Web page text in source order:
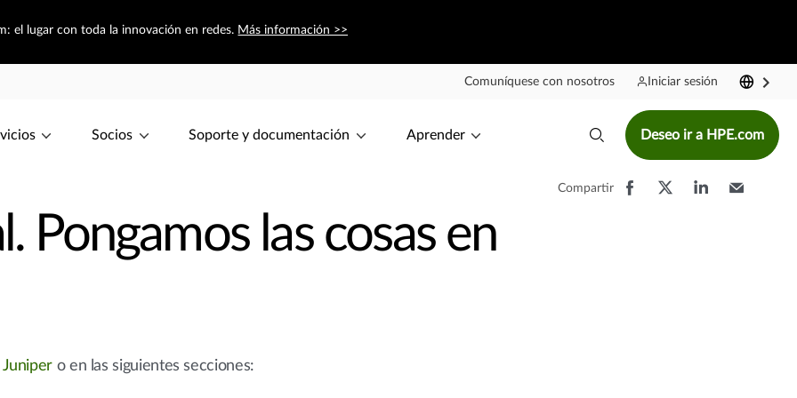
el lugar con toda la innovación en redes. Más información >>
Comuníquese con nosotros Iniciar sesión
Socios Soporte y documentación Aprender Deseo ir a HPE.com
Compartir
Pongamos las cosas en
Juniper o en las siguientes secciones: